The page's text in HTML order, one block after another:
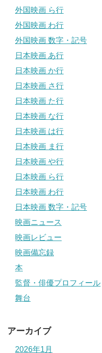
外国映画 ら行
外国映画 わ行
外国映画 数字・記号
日本映画 あ行
日本映画 か行
日本映画 さ行
日本映画 た行
日本映画 な行
日本映画 は行
日本映画 ま行
日本映画 や行
日本映画 ら行
日本映画 わ行
日本映画 数字・記号
映画ニュース
映画レビュー
映画備忘録
本
監督・俳優プロフィール
舞台
アーカイブ
2026年1月